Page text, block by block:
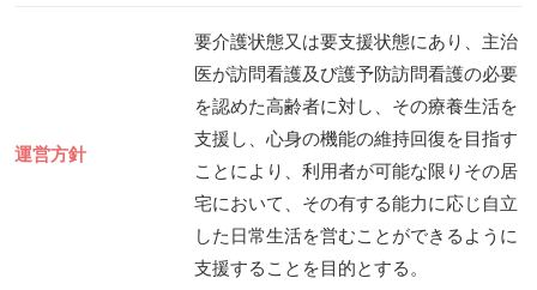
運営方針
要介護状態又は要支援状態にあり、主治
医が訪問看護及び護予防訪問看護の必要
を認めた高齢者に対し、その療養生活を
支援し、心身の機能の維持回復を目指す
ことにより、利用者が可能な限りその居
宅において、その有する能力に応じ自立
した日常生活を営むことができるように
支援することを目的とする。